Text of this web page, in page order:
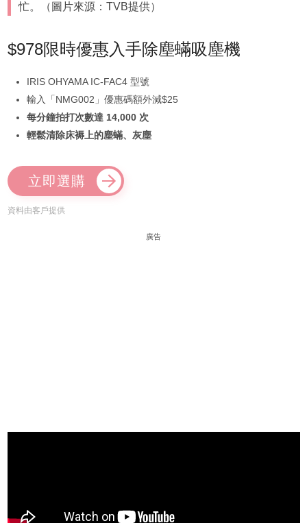
忙。（圖片來源：TVB提供）
$978限時優惠入手除塵蟎吸塵機
IRIS OHYAMA IC-FAC4 型號
輸入「NMG002」優惠碼額外減$25
每分鐘拍打次數達 14,000 次
輕鬆清除床褥上的塵蟎、灰塵
立即選購
資料由客戶提供
廣告